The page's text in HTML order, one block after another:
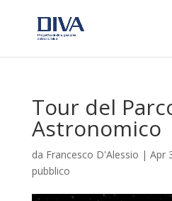
Tour del
Astronomico
da Francesco D'Alessio | Apr
pubblico